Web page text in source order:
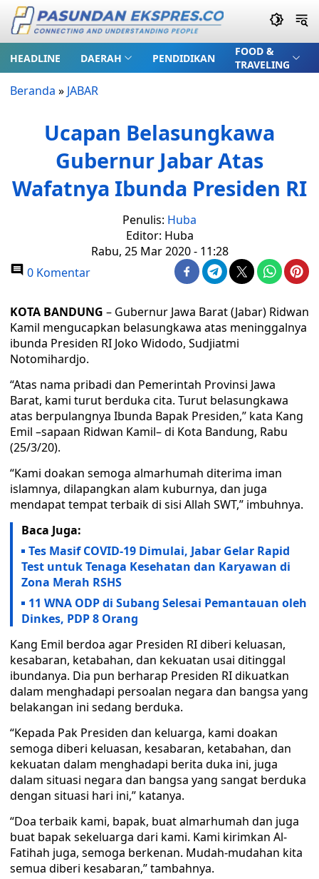
HEADLINE DAERAH PENDIDIKAN
FOOD &
TRAVELING
Beranda » JABAR
Ucapan Belasungkawa
Gubernur Jabar Atas
Wafatnya Ibunda Presiden RI
Penulis: Huba
Editor: Huba
Rabu, 25 Mar 2020 - 11:28
0 Komentar
KOTA BANDUNG – Gubernur Jawa Barat (Jabar) Ridwan
Kamil mengucapkan belasungkawa atas meninggalnya
ibunda Presiden RI Joko Widodo, Sudjiatmi
Notomihardjo.
“Atas nama pribadi dan Pemerintah Provinsi Jawa
Barat, kami turut berduka cita. Turut belasungkawa
atas berpulangnya Ibunda Bapak Presiden,” kata Kang
Emil –sapaan Ridwan Kamil– di Kota Bandung, Rabu
(25/3/20).
“Kami doakan semoga almarhumah diterima iman
islamnya, dilapangkan alam kuburnya, dan juga
mendapat tempat terbaik di sisi Allah SWT,” imbuhnya.
Baca Juga:
Tes Masif COVID-19 Dimulai, Jabar Gelar Rapid
Test untuk Tenaga Kesehatan dan Karyawan di
Zona Merah RSHS
11 WNA ODP di Subang Selesai Pemantauan oleh
Dinkes, PDP 8 Orang
Kang Emil berdoa agar Presiden RI diberi keluasan,
kesabaran, ketabahan, dan kekuatan usai ditinggal
ibundanya. Dia pun berharap Presiden RI dikuatkan
dalam menghadapi persoalan negara dan bangsa yang
belakangan ini sedang berduka.
“Kepada Pak Presiden dan keluarga, kami doakan
semoga diberi keluasan, kesabaran, ketabahan, dan
kekuatan dalam menghadapi berita duka ini, juga
dalam situasi negara dan bangsa yang sangat berduka
dengan situasi hari ini,” katanya.
“Doa terbaik kami, bapak, buat almarhumah dan juga
buat bapak sekeluarga dari kami. Kami kirimkan Al-
Fatihah juga, semoga berkenan. Mudah-mudahan kita
semua diberi kesabaran,” tambahnya.